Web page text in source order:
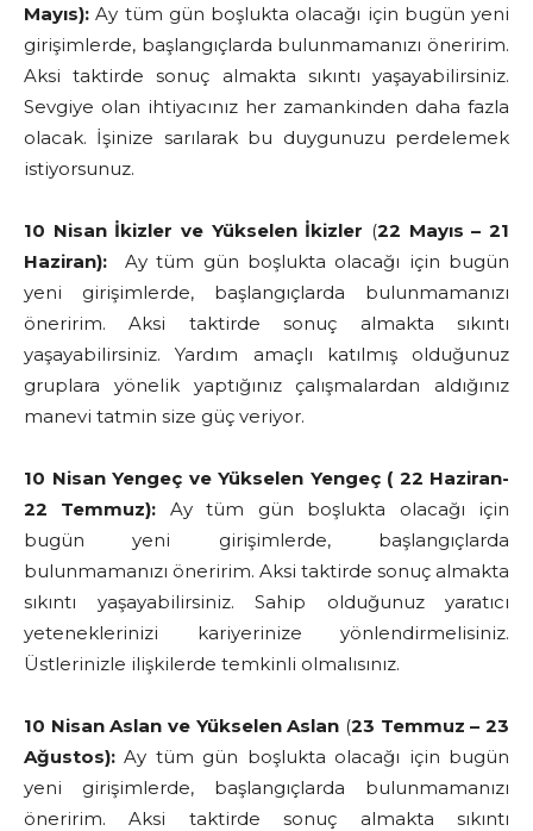
Mayıs):Ay tüm gün boşlukta olacağı için bugün yeni
girişimlerde, başlangıçlarda bulunmamanızı öneririm.
Aksi taktirde sonuç almakta sıkıntı yaşayabilirsiniz.
Sevgiye olan ihtiyacınız her zamankinden daha fazla
olacak. İşinize sarılarak bu duygunuzu perdelemek
istiyorsunuz.
10 Nisan İkizler ve Yükselen İkizler (22 Mayıs – 21
Haziran):
Ay tüm gün boşlukta olacağı için bugün
yeni girişimlerde, başlangıçlarda bulunmamanızı
öneririm. Aksi taktirde sonuç almakta sıkıntı
yaşayabilirsiniz. Yardım amaçlı katılmış olduğunuz
gruplara yönelik yaptığınız çalışmalardan aldığınız
manevi tatmin size güç veriyor.
10 Nisan Yengeç ve Yükselen Yengeç ( 22 Haziran-
22 Temmuz): Ay tüm gün boşlukta olacağı için
bugün yeni girişimlerde, başlangıçlarda
bulunmamanızı öneririm. Aksi taktirde sonuç almakta
sıkıntı yaşayabilirsiniz. Sahip olduğunuz yaratıcı
yeteneklerinizi kariyerinize yönlendirmelisiniz.
Üstlerinizle ilişkilerde temkinli olmalısınız.
10 Nisan Aslan ve Yükselen Aslan (23 Temmuz – 23
Ağustos): Ay tüm gün boşlukta olacağı için bugün
yeni girişimlerde, başlangıçlarda bulunmamanızı
öneririm. Aksi taktirde sonuç almakta sıkıntı